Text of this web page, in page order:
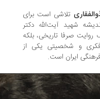
تلاشی است برای
آیت‌الله دکتر
تاریخی، بلکه
شخصیتی یکی از
ایران است.